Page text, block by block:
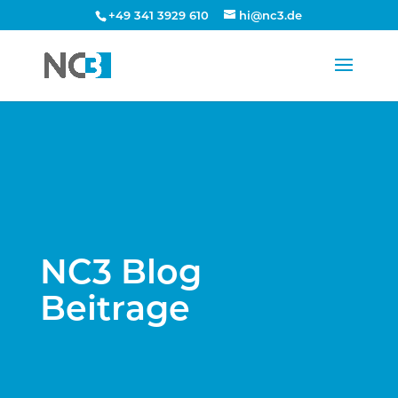
+49 341 3929 610 hi@nc3.de
NC3 Blog
Beitrage